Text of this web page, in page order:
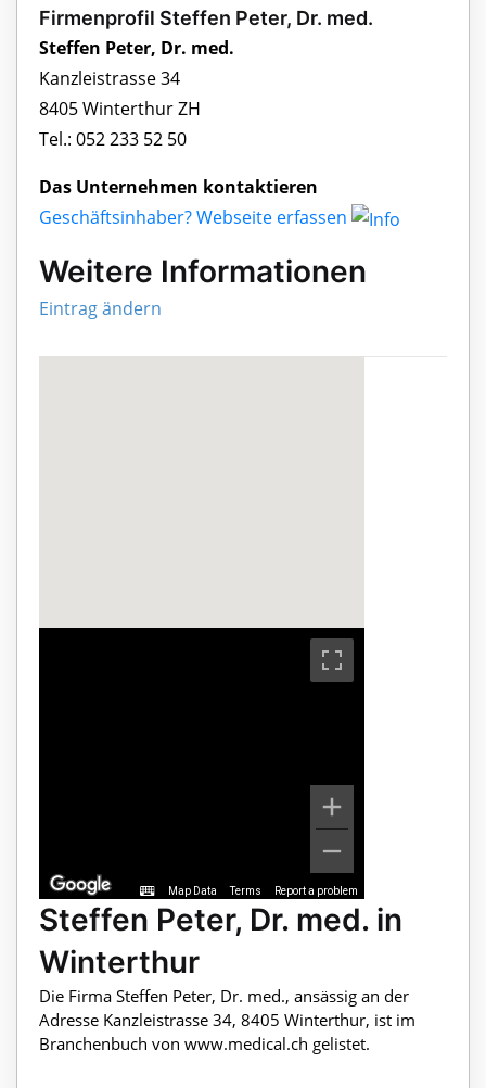
Firmenprofil Steffen Peter, Dr. med.
Steffen Peter, Dr. med.
Kanzleistrasse 34
8405 Winterthur ZH
Tel.: 052 233 52 50
Das Unternehmen kontaktieren
Geschäftsinhaber? Webseite erfassen
Weitere Informationen
Eintrag ändern
Map Data Terms Report a problem
Steffen Peter, Dr. med. in
Winterthur
Die Firma Steffen Peter, Dr. med., ansässig an der
Adresse Kanzleistrasse 34, 8405 Winterthur, ist im
Branchenbuch von www.medical.ch gelistet.